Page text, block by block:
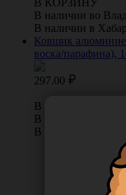
В КОРЗИНУ
В наличии во
В наличии в
Ковшик
воска/парафина),
297.00
В КОРЗИНУ
В наличии во
В наличии в